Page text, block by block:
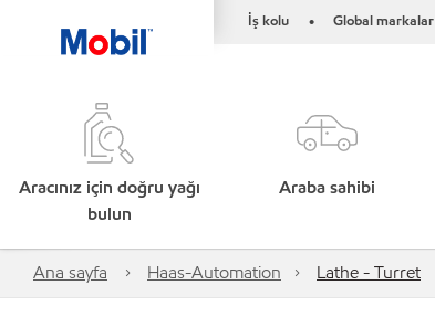
İş kolu • Global markalar
Aracınız için doğru yağı
bulun
Araba sahibi
Ana sayfa Haas-Automation Lathe - Turret